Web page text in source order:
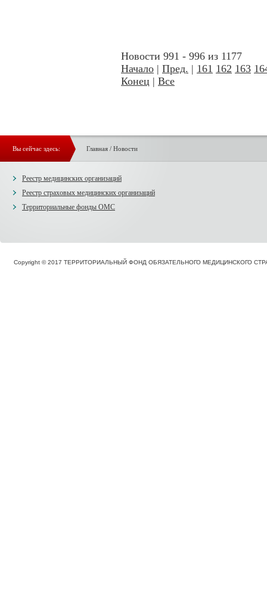
Новости 991 - 996 из 1177
Начало | Пред. | 161 162 163
Конец | Все
Вы сейчас здесь: Главная/ Новости
Реестр медицинских организаций
Реестр страховых медицинских организаций
Территориальные фонды ОМС
Copyright © 2017 ТЕРРИТОРИАЛЬНЫЙ ФОНД ОБЯЗАТЕЛЬНОГО МЕДИЦИНСКОГО